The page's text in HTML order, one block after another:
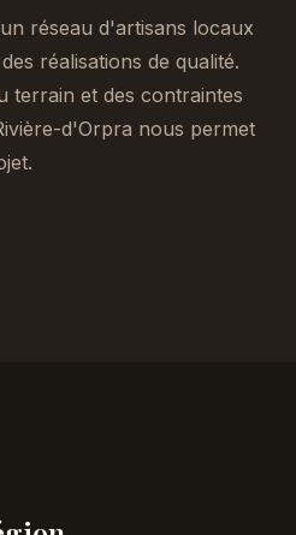
réseau d'artisans locaux
réalisations de qualité.
terrain et des contraintes
d'Orpra nous permet